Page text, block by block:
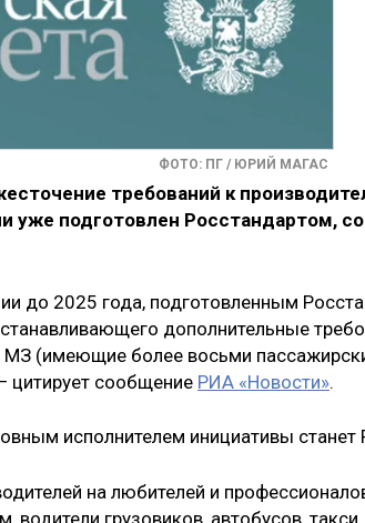
ФОТО: ПГ / ЮРИЙ МАГАС
требований к
уже подготовлен Росстандартом,
до 2025 года, подготовленным
дополнительные
МЗ (имеющие более восьми
цитирует сообщение РИА «Новости».
исполнителем инициативы станет
на любителей и
водители грузовиков, автобусов,